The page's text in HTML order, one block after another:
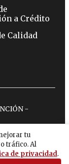
tu
tráfico. Al
de privacidad.
a Crédito
Calidad
-